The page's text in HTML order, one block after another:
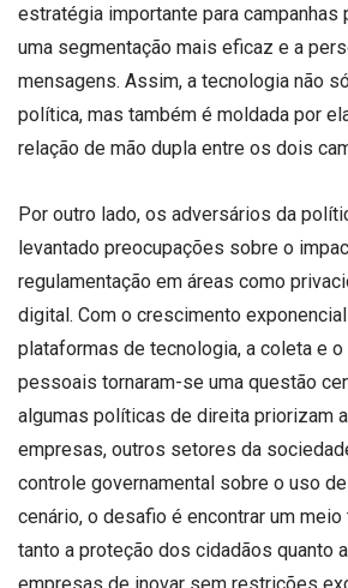
estratégia importante para
uma segmentação mais eficaz e a
mensagens. Assim, a tecnologia não
política, mas também é moldada por
relação de mão dupla entre os dois
Por outro lado, os adversários da
levantado preocupações sobre o
regulamentação em áreas como
digital. Com o crescimento
plataformas de tecnologia, a coleta e
pessoais tornaram-se uma questão
algumas políticas de direita priorizam
empresas, outros setores da
controle governamental sobre o uso
cenário, o desafio é encontrar um
tanto a proteção dos cidadãos quanto